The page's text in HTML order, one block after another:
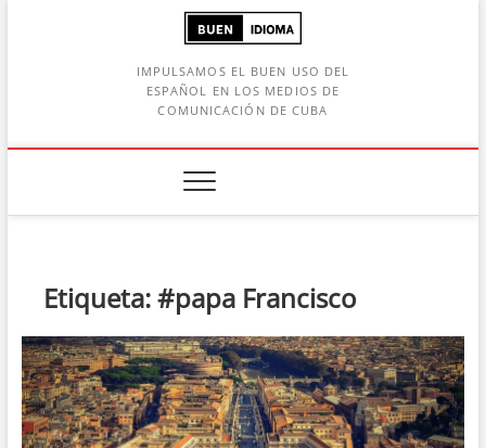
IMPULSAMOS EL BUEN USO DEL
ESPAÑOL EN LOS MEDIOS DE
COMUNICACIÓN DE CUBA
Etiqueta:#papa Francisco